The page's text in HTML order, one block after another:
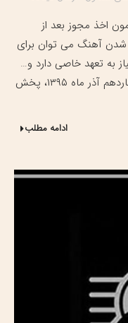
اخذ مجوز بعد از
آهنگ می توان برای
به تعهد خاصی دارد و…
با توجه به نامه دفتر موسیقی در تاریخ چهاردهم آذر ماه ۱۳۹۵، پخش
ادامه مطلب